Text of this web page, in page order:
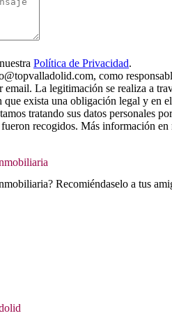
Política de Privacidad.
como
La legitimación se realiza a
que exista una obligación legal y
tratando sus datos personales
recogidos. Más información
Recomiéndaselo a tus